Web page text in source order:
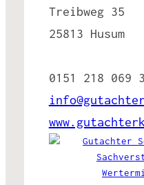
Treibweg 35
25813 Husum
0151 218 069